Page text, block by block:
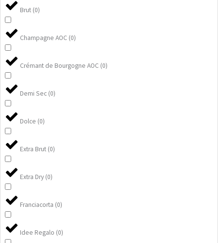
Brut (0)
Champagne AOC (0)
Crémant de Bourgogne AOC (0)
Demi Sec (0)
Dolce (0)
Extra Brut (0)
Extra Dry (0)
Franciacorta (0)
Idee Regalo (0)